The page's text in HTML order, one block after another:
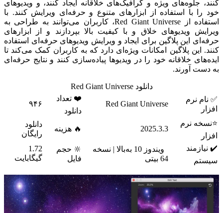
کنند، جلوه‌های ویژه و گرافیک‌های خلاقانه ایجاد کنند، و ویدیوهای
خود را با استفاده از ابزارهای متنوع و حرفه‌ای ویرایش کنند. با
استفاده از Red Giant Universe، کاربران می‌توانند به طراحی به
ویرایش ویدیوهای خلاق و با کیفیت بالا بپردازند و از ابزارهای
حرفه‌ای این پلاگین برای ایجاد و ویرایش ویدیوهای حرفه‌ای استفاده
کنند. این پلاگین امکانات ویژه‌ای دارد که به کاربران کمک می‌کند تا
ایده‌های خلاقانه خود را در ویدیوها پیاده‌سازی کنند و نتایج حرفه‌ای
به دست آورند.
دانلود Red Giant Universe
✅ نام نرم
افزار
Red Giant Universe
❤️ تعداد
دانلود
۹۴۶
⭐نسخه نرم
افزار
2025.3.3 🔥 هزینه
دانلود
رایگان
✔️ نیازمند
سیستم
ویندوز 10 به‌بالا | نسخه
64 بیتی
🔆 حجم
فایل
1.72
گیگابایت